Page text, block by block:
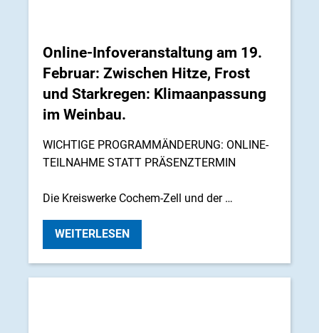
Online-Infoveranstaltung am 19.
Februar: Zwischen Hitze, Frost
und Starkregen: Klimaanpassung
im Weinbau.
WICHTIGE PROGRAMMÄNDERUNG: ONLINE-
TEILNAHME STATT PRÄSENZTERMIN
Die Kreiswerke Cochem-Zell und der …
WEITERLESEN